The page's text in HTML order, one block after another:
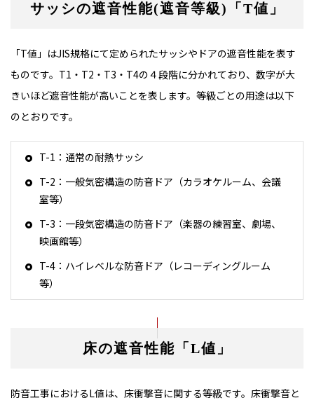
サッシの遮音性能(遮音等級)「T値」
「T値」はJIS規格にて定められたサッシやドアの遮音性能を表す
ものです。T1・T2・T3・T4の４段階に分かれており、数字が大
きいほど遮音性能が高いことを表します。等級ごとの用途は以下
のとおりです。
T-1：通常の耐熱サッシ
T-2：一般気密構造の防音ドア（カラオケルーム、会議
室等）
T-3：一段気密構造の防音ドア（楽器の練習室、劇場、
映画館等）
T-4：ハイレベルな防音ドア（レコーディングルーム
等）
床の遮音性能「L値」
防音工事におけるL値は、床衝撃音に関する等級です。床衝撃音と